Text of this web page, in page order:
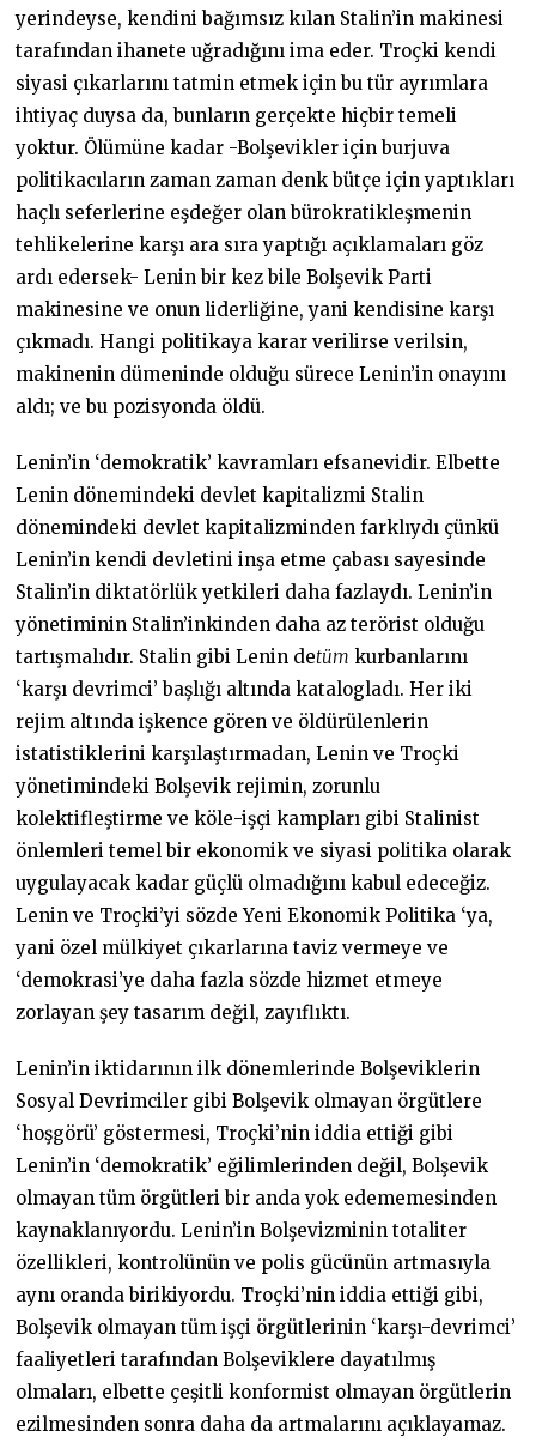
yerindeyse, kendini bağımsız kılan Stalin’in makinesi
tarafından ihanete uğradığını ima eder. Troçki kendi
siyasi çıkarlarını tatmin etmek için bu tür ayrımlara
ihtiyaç duysa da, bunların gerçekte hiçbir temeli
yoktur. Ölümüne kadar -Bolşevikler için burjuva
politikacıların zaman zaman denk bütçe için yaptıkları
haçlı seferlerine eşdeğer olan bürokratikleşmenin
tehlikelerine karşı ara sıra yaptığı açıklamaları göz
ardı edersek- Lenin bir kez bile Bolşevik Parti
makinesine ve onun liderliğine, yani kendisine karşı
çıkmadı. Hangi politikaya karar verilirse verilsin,
makinenin dümeninde olduğu sürece Lenin’in onayını
aldı; ve bu pozisyonda öldü.
Lenin’in ‘demokratik’ kavramları efsanevidir. Elbette
Lenin dönemindeki devlet kapitalizmi Stalin
dönemindeki devlet kapitalizminden farklıydı çünkü
Lenin’in kendi devletini inşa etme çabası sayesinde
Stalin’in diktatörlük yetkileri daha fazlaydı. Lenin’in
yönetiminin Stalin’inkinden daha az terörist olduğu
tartışmalıdır. Stalin gibi Lenin detüm kurbanlarını
‘karşı devrimci’ başlığı altında katalogladı. Her iki
rejim altında işkence gören ve öldürülenlerin
istatistiklerini karşılaştırmadan, Lenin ve Troçki
yönetimindeki Bolşevik rejimin, zorunlu
kolektifleştirme ve köle-işçi kampları gibi Stalinist
önlemleri temel bir ekonomik ve siyasi politika olarak
uygulayacak kadar güçlü olmadığını kabul edeceğiz.
Lenin ve Troçki’yi sözde Yeni Ekonomik Politika ‘ya,
yani özel mülkiyet çıkarlarına taviz vermeye ve
‘demokrasi’ye daha fazla sözde hizmet etmeye
zorlayan şey tasarım değil, zayıflıktı.
Lenin’in iktidarının ilk dönemlerinde Bolşeviklerin
Sosyal Devrimciler gibi Bolşevik olmayan örgütlere
‘hoşgörü’ göstermesi, Troçki’nin iddia ettiği gibi
Lenin’in ‘demokratik’ eğilimlerinden değil, Bolşevik
olmayan tüm örgütleri bir anda yok edememesinden
kaynaklanıyordu. Lenin’in Bolşevizminin totaliter
özellikleri, kontrolünün ve polis gücünün artmasıyla
aynı oranda birikiyordu. Troçki’nin iddia ettiği gibi,
Bolşevik olmayan tüm işçi örgütlerinin ‘karşı-devrimci’
faaliyetleri tarafından Bolşeviklere dayatılmış
olmaları, elbette çeşitli konformist olmayan örgütlerin
ezilmesinden sonra daha da artmalarını açıklayamaz.